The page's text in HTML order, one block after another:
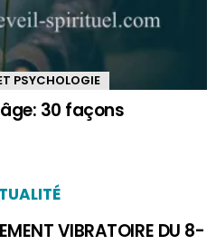
PSYCHOLOGIE
30 façons
VIBRATOIRE DU 8-